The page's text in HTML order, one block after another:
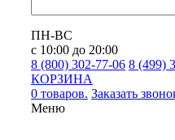
ПН-ВС
с 10:00 до 20:00
8 (800) 302-77-06 8 (499)
КОРЗИНА
0 товаров. Заказать
Меню